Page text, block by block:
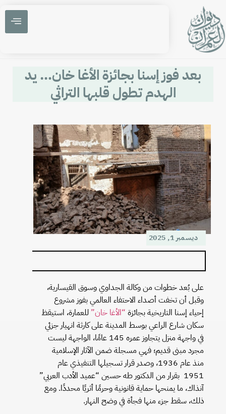
بعد فوز إسنا بجائزة الأغا خان… يد
الهدم تطول قلبها التراثي
ديسمبر 1, 2025
على بُعد خطوات من وكالة الجداوي وسوق القيسارية،
وقبل أن تخفت أصداء الاحتفاء العالمي بفوز مشروع
إحياء إسنا التاريخية بجائزة “الأغا خان” للعمارة، استيقظ
سكان شارع الراعي بوسط المدينة على كارثة انهيار جزئي
في واجهة منزل يتجاوز عمره 145 عامًا، الواجهة ليست
مجرد مبنى قديم؛ فهي مسجلة ضمن الآثار الإسلامية
منذ عام 1936، وصدر قرار تسجيلها التنفيذي عام
1951 بقرار من الدكتور طه حسين “عميد الأدب العربي”
آنذاك، ما يمنحها حماية قانونية وحرمًا أثريًا محددًا. ومع
ذلك، سقط جزء منها فجأة في وضح النهار.